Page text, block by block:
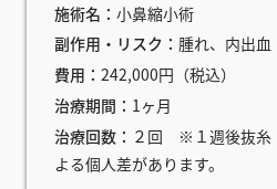
施術名： 小鼻縮小術
副作用・リスク： 腫れ、内出血
費用： 242,000円（税込）
治療期間： 1ヶ月
治療回数： ２回 ※１週後抜糸
よる個人差があります。